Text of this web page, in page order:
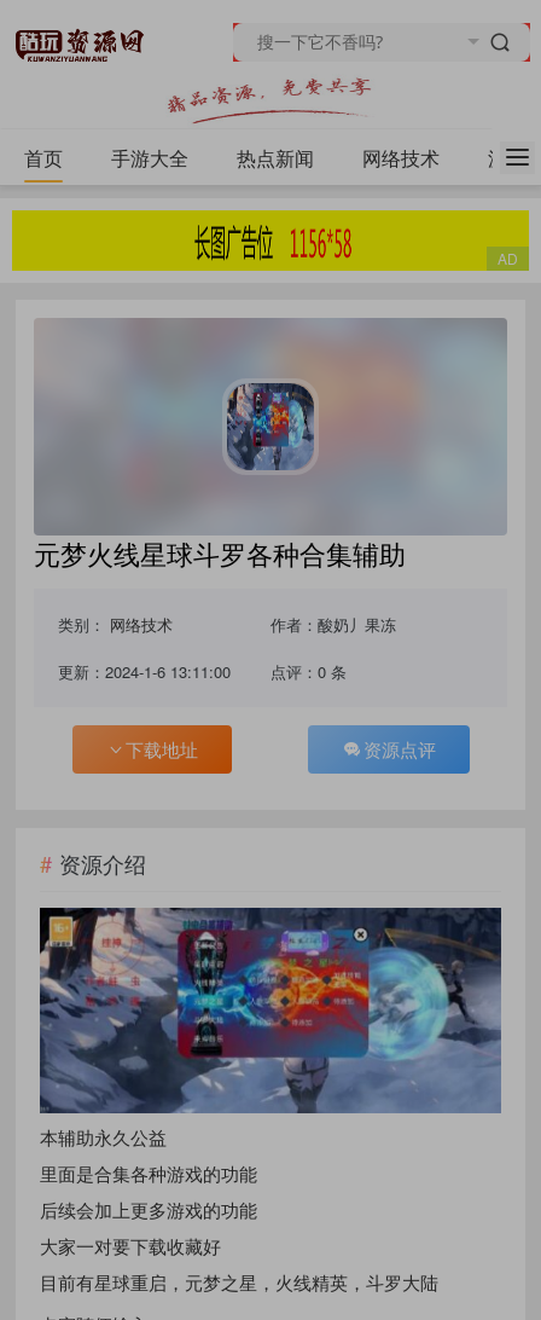
首页 手游大全 热点新闻 网络技术 源码
元梦火线星球斗罗各种合集辅助
类别： 网络技术 作者：酸奶丿果冻
更新：2024-1-6 13:11:00 点评：0 条
下载地址 资源点评
资源介绍
本辅助永久公益
里面是合集各种游戏的功能
后续会加上更多游戏的功能
大家一对要下载收藏好
目前有星球重启，元梦之星，火线精英，斗罗大陆